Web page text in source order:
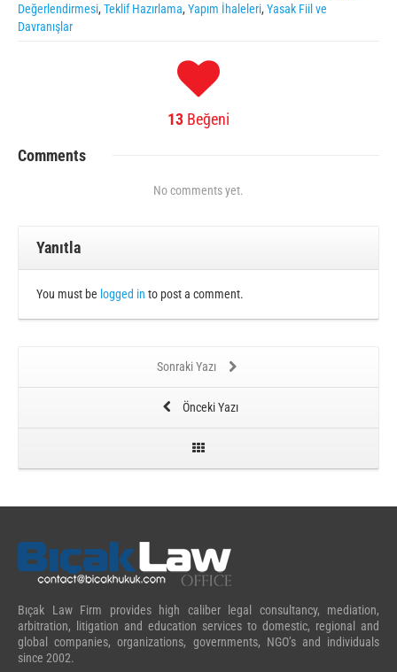
Değerlendirmesi, Teklif Hazırlama, Yapım İhaleleri, Yasak Fiil ve
Davranışlar
13 Beğeni
Comments
No comments yet.
Yanıtla
You must be logged in to post a comment.
Sonraki Yazı
Önceki Yazı
Bıçak Law Firm provides high caliber legal consultancy, mediation,
arbitration, litigation and education services to domestic, regional and
global companies, organizations, governments, NGO’s and individuals
since 2002.